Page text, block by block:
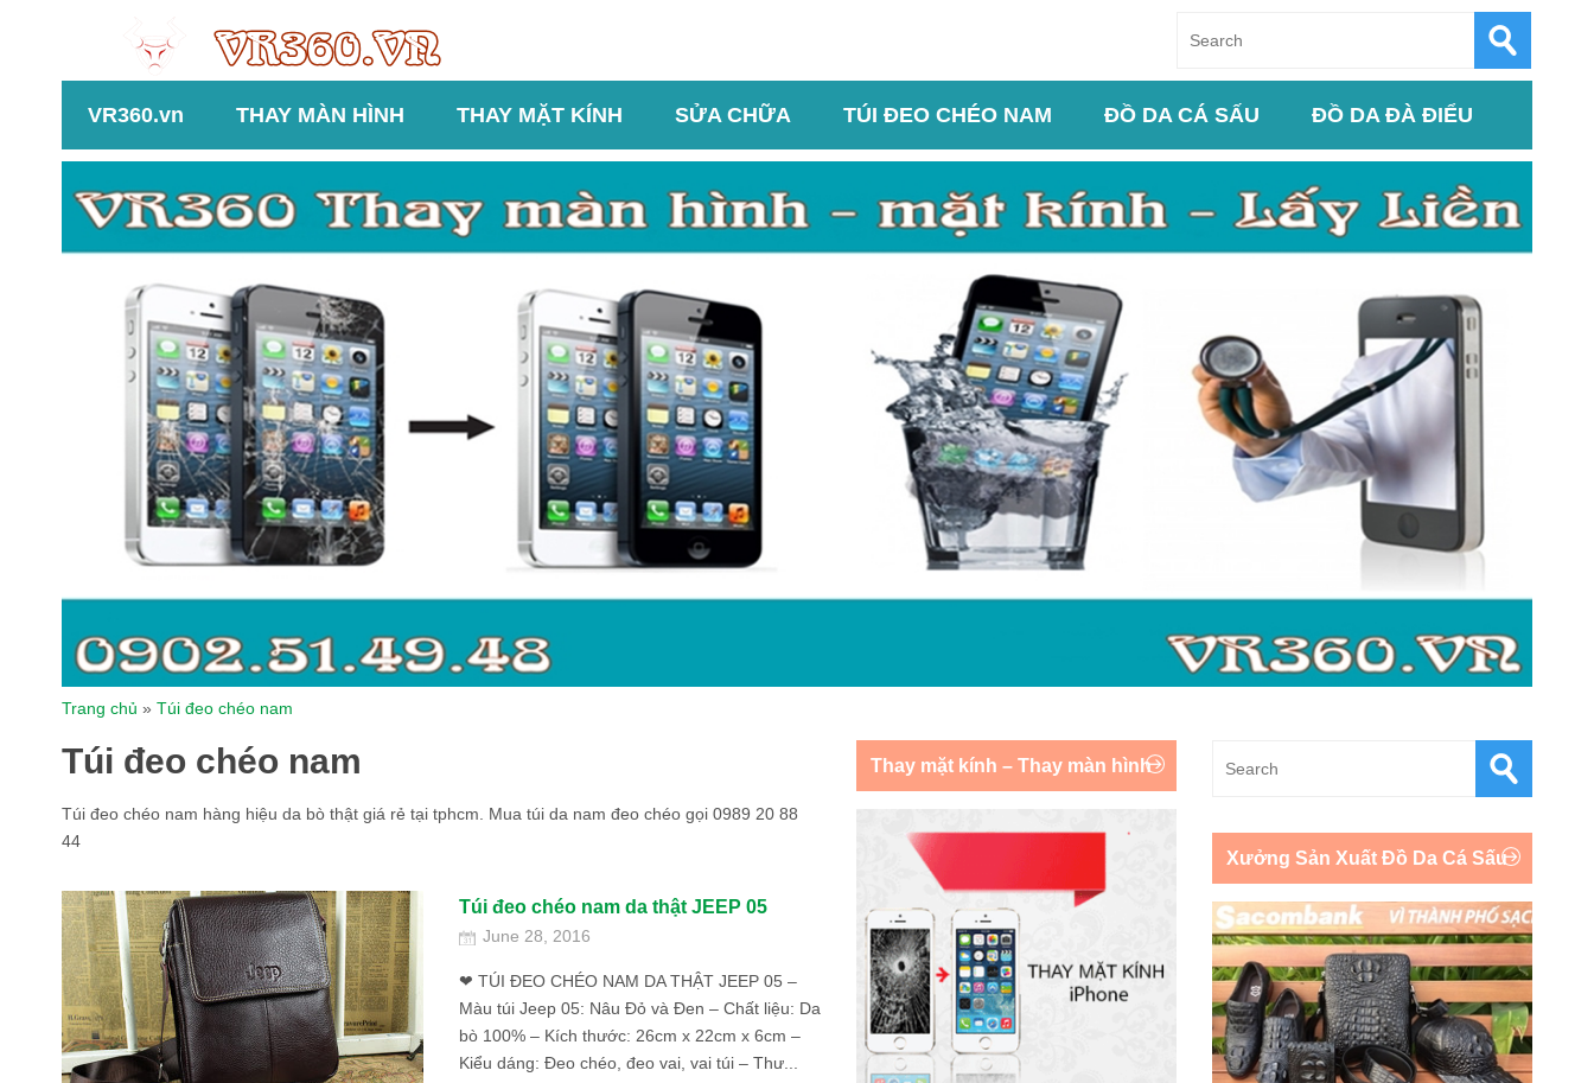
VR360.vn THAY MÀN HÌNH THAY MẶT KÍNH SỬA CHỮA TÚI ĐEO CHÉO NAM ĐỒ DA CÁ SẤU ĐỒ DA ĐÀ ĐIỂU
Trang chủ » Túi đeo chéo nam
Túi đeo chéo nam
Túi đeo chéo nam hàng hiệu da bò thật giá rẻ tại tphcm. Mua túi da nam đeo chéo gọi 0989 20 88
44
Túi đeo chéo nam da thật JEEP 05
June 28, 2016
❤ TÚI ĐEO CHÉO NAM DA THẬT JEEP 05 –
Màu túi Jeep 05: Nâu Đỏ và Đen – Chất liệu: Da
bò 100% – Kích thước: 26cm x 22cm x 6cm –
Kiểu dáng: Đeo chéo, đeo vai, vai túi – Thư...
Thay mặt kính – Thay màn hình
Xưởng Sản Xuất Đồ Da Cá Sấu